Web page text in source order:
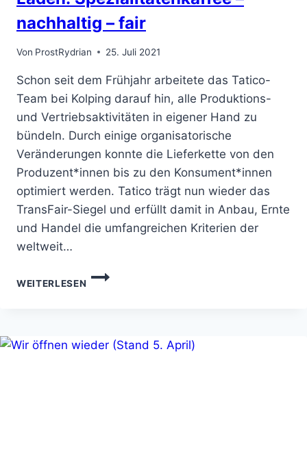
nachhaltig – fair
Von ProstRydrian 25. Juli 2021
Schon seit dem Frühjahr arbeitete das Tatico-
Team bei Kolping darauf hin, alle Produktions-
und Vertriebsaktivitäten in eigener Hand zu
bündeln. Durch einige organisatorische
Veränderungen konnte die Lieferkette von den
Produzent*innen bis zu den Konsument*innen
optimiert werden. Tatico trägt nun wieder das
TransFair-Siegel und erfüllt damit in Anbau, Ernte
und Handel die umfangreichen Kriterien der
weltweit…
WEITERLESEN
DER
IM